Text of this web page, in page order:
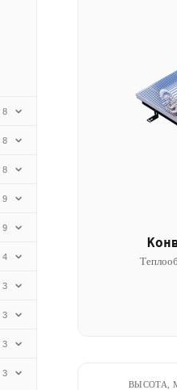
8
8
8
9
9
4
3
3
3
3
ВЫСОТА,